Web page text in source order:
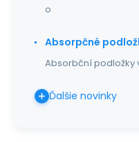
o
Absorpčné
Absorbční podložky
Ďalšie novinky